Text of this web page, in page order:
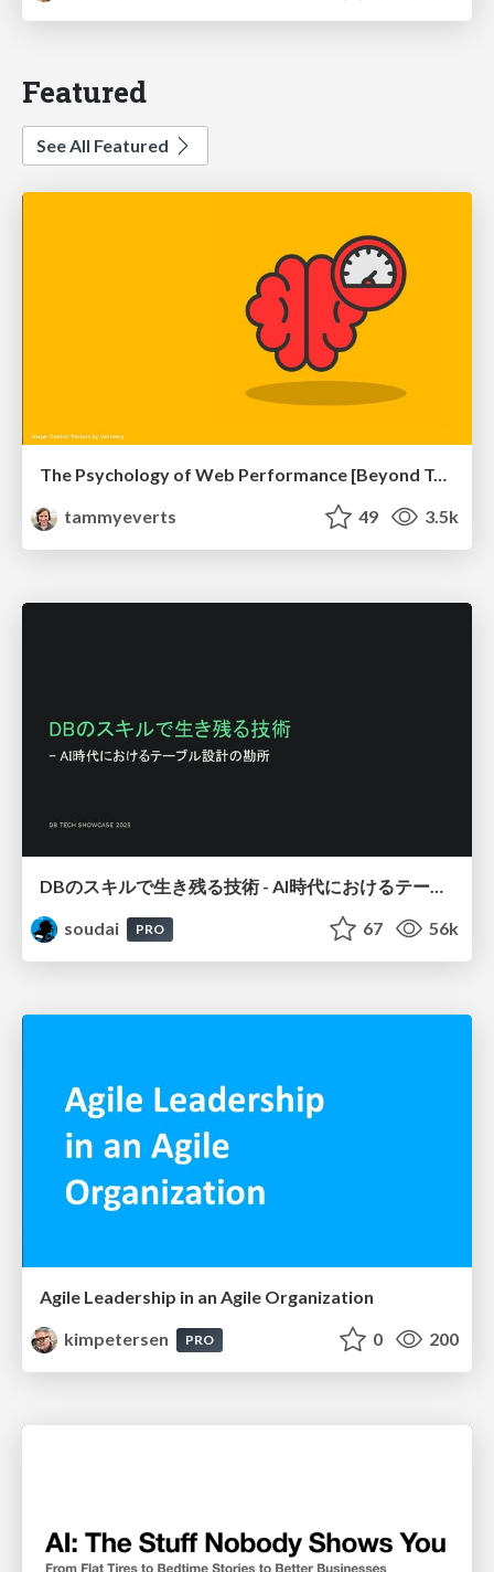
Featured
See All Featured
The Psychology of Web Performance [Beyond Tellerrand 2023]
tammyeverts
49 3.5k
DBのスキルで生き残る技術 - AI時代におけるテーブル設計の勘所
soudai
PRO 67 56k
Agile Leadership in an Agile Organization
kimpetersen
PRO 0 200